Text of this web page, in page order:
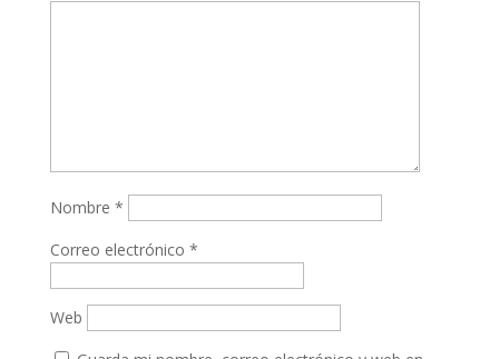
Nombre *
Correo electrónico *
Web